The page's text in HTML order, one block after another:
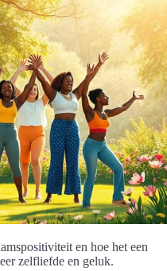
en hoe het een
zelfliefde en geluk.